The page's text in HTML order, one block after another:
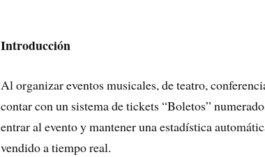
Introducción
Al organizar eventos musicales, de teatro,
contar con un sistema de tickets “Boletos”
entrar al evento y mantener una estadística
vendido a tiempo real.